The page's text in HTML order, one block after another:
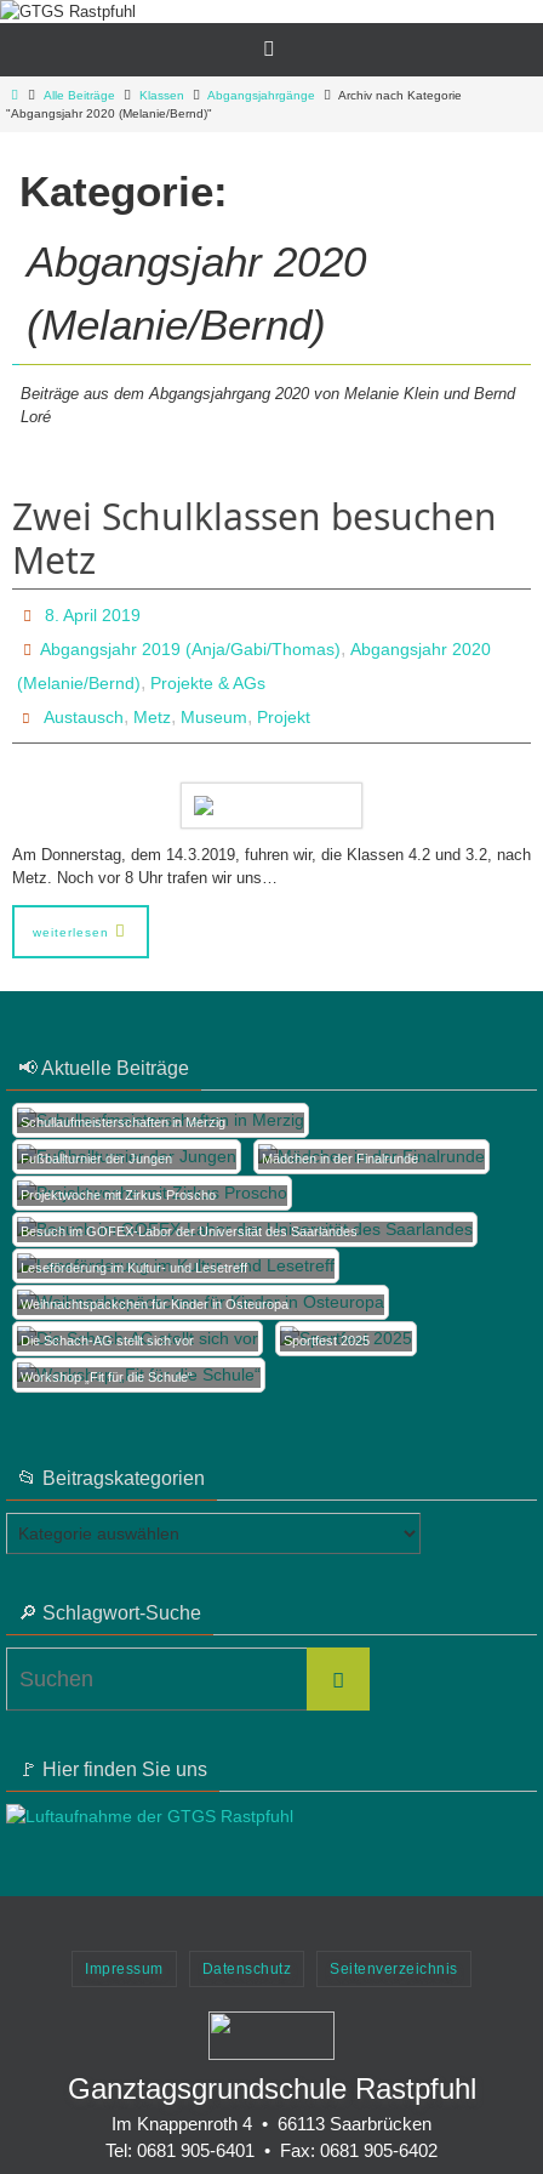
Zum
StartAlle Beiträge Klassen Abgangsjahrgänge
Archiv nach Kategorie
"Abgangsjahr 2020 (Melanie/Bernd)"
Kategorie:
Abgangsjahr 2020
(Melanie/Bernd)
Beiträge aus dem Abgangsjahrgang 2020 von Melanie Klein und Bernd
Loré
Zwei Schulklassen besuchen
Metz
8. April 2019
Abgangsjahr 2019 (Anja/Gabi/Thomas),Abgangsjahr 2020
(Melanie/Bernd), Projekte & AGs
Austausch, Metz, Museum, Projekt
Am Donnerstag, dem 14.3.2019, fuhren wir, die Klassen 4.2 und 3.2, nach
Metz. Noch vor 8 Uhr trafen wir uns…
weiterlesen
📢 Aktuelle Beiträge
Schullaufmeisterschaften in Merzig
Fußballturnier der Jungen Mädchen in der Finalrunde
Projektwoche mit Zirkus Proscho
Besuch im GOFEX-Labor der Universität des Saarlandes
Leseförderung im Kultur- und Lesetreff
Weihnachtspäckchen für Kinder in Osteuropa
Die Schach-AG stellt sich vor Sportfest 2025
Workshop „Fit für die Schule“
📂 Beitragskategorien
📂
Beitragskategorien
🔎 Schlagwort-Suche
Suchen
🚩 Hier finden Sie uns
Impressum Datenschutz Seitenverzeichnis
Ganztagsgrundschule Rastpfuhl
Im Knappenroth 4 • 66113 Saarbrücken
Tel: 0681 905-6401 • Fax: 0681 905-6402